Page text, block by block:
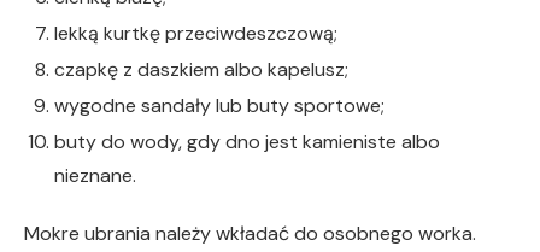
lekką kurtkę przeciwdeszczową;
czapkę z daszkiem albo kapelusz;
wygodne sandały lub buty sportowe;
buty do wody, gdy dno jest kamieniste albo
nieznane.
Mokre ubrania należy wkładać do osobnego worka.